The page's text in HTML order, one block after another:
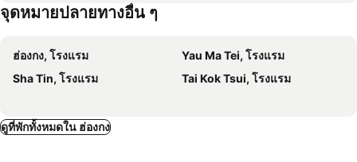
โรงแรม สีโฮเต็ล
Mini Central
โรงแรมโฟร์ซีซั่น ฮ่องกง
เดอะ พอตทิงเกอร์ ฮ่องกง
Butterfly on LKF, Central
Ovolo Central
Hong Kong International Art Fair
Hong Kong Flower Show
Kowloon Walled City Park
Choi Hung Metro Station
Tai Koo Metro Station
จุดหมายปลายทางอื่น ๆ
ฮ่องกง, โรงแรม
Yau Ma Tei, โรงแรม
Sha Tin, โรงแรม
Tai Kok Tsui, โรงแรม
ดูที่พักทั้งหมดใน ฮ่องกง